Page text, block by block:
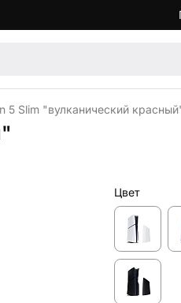
5 Slim "вулканический
Цвет